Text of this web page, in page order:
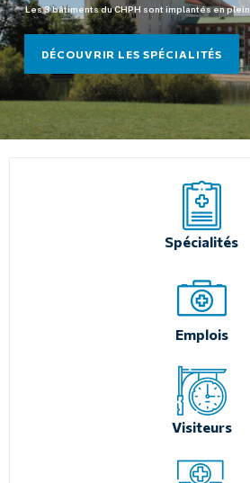
Les 3 bâtiments du CHPH sont implantés en
DÉCOUVRIR LES SPÉCIALITÉS
Spécialités
Emplois
Visiteurs